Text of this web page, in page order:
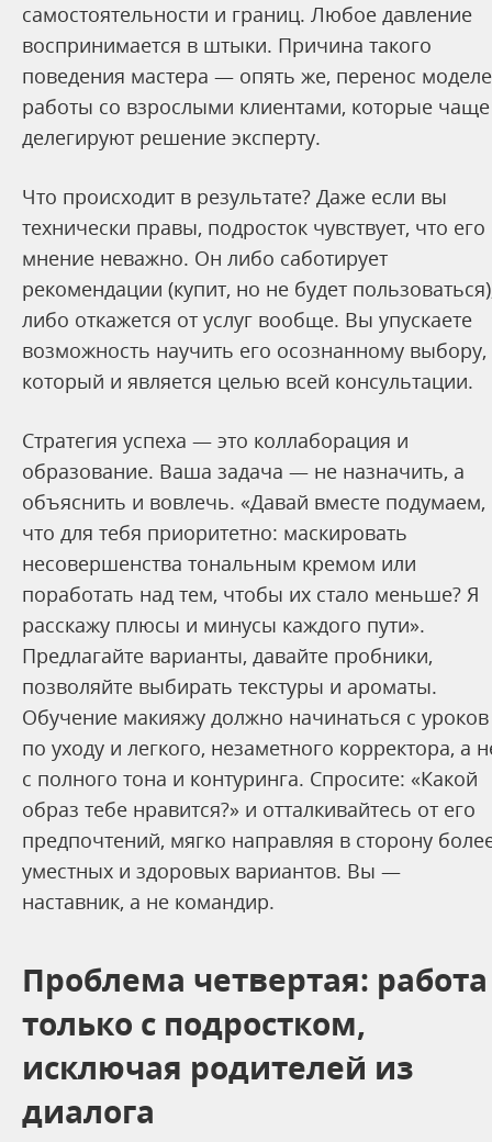
самостоятельности и границ. Любое давление
воспринимается в штыки. Причина такого
поведения мастера — опять же, перенос
работы со взрослыми клиентами, которые чаще
делегируют решение эксперту.
Что происходит в результате? Даже если вы
технически правы, подросток чувствует, что его
мнение неважно. Он либо саботирует
рекомендации (купит, но не будет
либо откажется от услуг вообще. Вы упускаете
возможность научить его осознанному выбору,
который и является целью всей консультации.
Стратегия успеха — это коллаборация и
образование. Ваша задача — не назначить, а
объяснить и вовлечь. «Давай вместе подумаем,
что для тебя приоритетно: маскировать
несовершенства тональным кремом или
поработать над тем, чтобы их стало меньше? Я
расскажу плюсы и минусы каждого пути».
Предлагайте варианты, давайте пробники,
позволяйте выбирать текстуры и ароматы.
Обучение макияжу должно начинаться с уроков
по уходу и легкого, незаметного корректора, а
с полного тона и контуринга. Спросите: «Какой
образ тебе нравится?» и отталкивайтесь от его
предпочтений, мягко направляя в сторону
уместных и здоровых вариантов. Вы —
наставник, а не командир.
Проблема четвертая: работа
только с подростком,
исключая родителей из
диалога